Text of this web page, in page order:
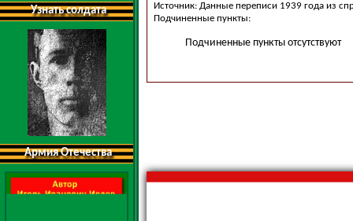
Узнать солдата
Армия Отечества
Источник: Данные переписи 1939 года из
Подчиненные пункты:
Подчиненные пункты отсутствуют